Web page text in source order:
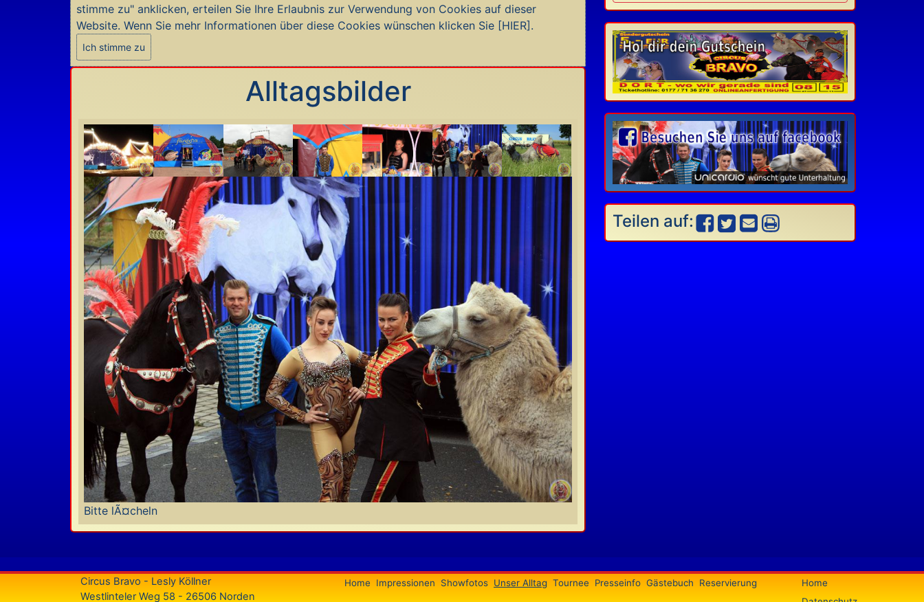
stimme zu" anklicken, erteilen Sie Ihre Erlaubnis zur Verwendung von Cookies auf dieser
Website. Wenn Sie mehr Informationen über diese Cookies wünschen klicken Sie [HIER] .
Ich stimme zu
Alltagsbilder
Bitte lÃ¤cheln
Teilen auf:
Circus Bravo - Lesly Köllner
Westlinteler Weg 58 - 26506 Norden
Home Impressionen Showfotos Unser Alltag Tournee Presseinfo Gästebuch Reservierung
Home